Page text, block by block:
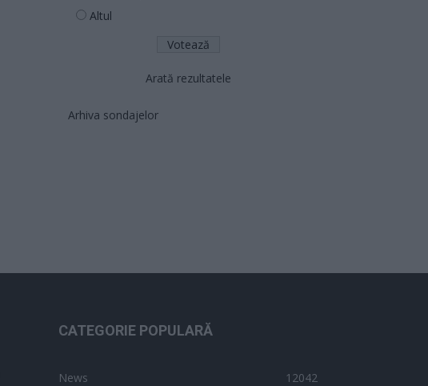
Altul
Arată rezultatele
Arhiva sondajelor
CATEGORIE POPULARĂ
News 12042